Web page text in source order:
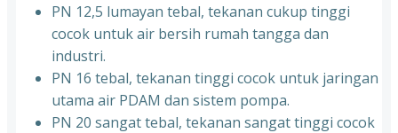
PN 12,5 lumayan tebal, tekanan cukup tinggi
cocok untuk air bersih rumah tangga dan
industri.
PN 16 tebal, tekanan tinggi cocok untuk jaringan
utama air PDAM dan sistem pompa.
PN 20 sangat tebal, tekanan sangat tinggi cocok